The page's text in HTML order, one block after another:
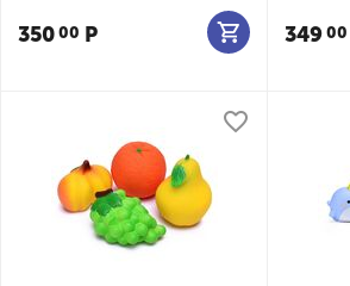
35000 Р 34900